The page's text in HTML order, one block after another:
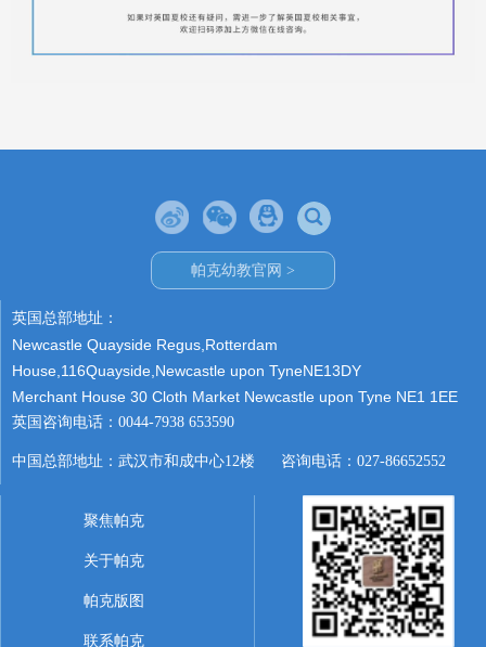
聚焦帕克
关于帕克
帕克版图
联系帕克
英国总部地址：
Newcastle Quayside Regus,Rotterdam
House,116Quayside,Newcastle upon TyneNE13DY
Merchant House 30 Cloth Market Newcastle upon Tyne NE1 1EE
英国咨询电话：0044-7938 653590
中国总部地址：武汉市和成中心12楼 咨询电话：027-86652552
帕克幼教官网 >